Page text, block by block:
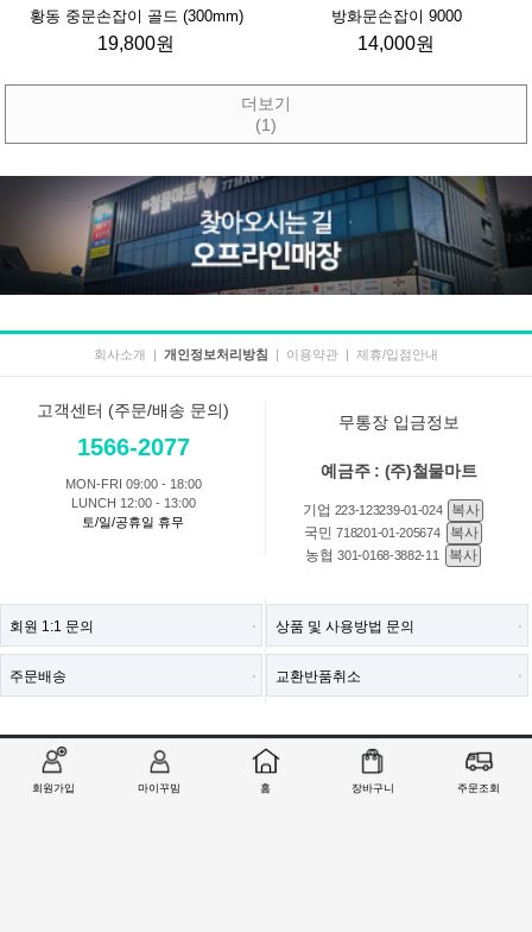
회원가입 마이꾸밈 홈 장바구니 주문조회
황동 중문손잡이 골드 (300mm)
19,800원
방화문손잡이 9000
14,000원
더보기
(1)
회사소개 | 개인정보처리방침 | 이용약관 | 제휴/입점안내
고객센터 (주문/배송 문의)
1566-2077
MON-FRI 09:00 - 18:00
LUNCH 12:00 - 13:00
토/일/공휴일 휴무
무통장 입금정보
예금주 : (주)철물마트
기업 223-123239-01-024
복사
국민718201-01-205674
복사
농협301-0168-3882-11 복사
회원 1:1 문의
주문배송
상품 및 사용방법 문의
교환반품취소
COMPANY : (주)철물마트 / CEO : 이숙열
ADDRESS : 인천광역시 검단구 봉수대로 1213 ((주)철물마트)